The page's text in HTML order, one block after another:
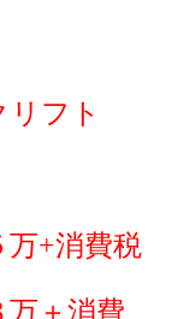
フト
+消費税
＋消費